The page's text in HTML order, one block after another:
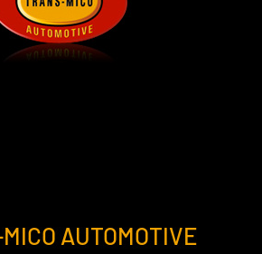
AUTOMOTIVE